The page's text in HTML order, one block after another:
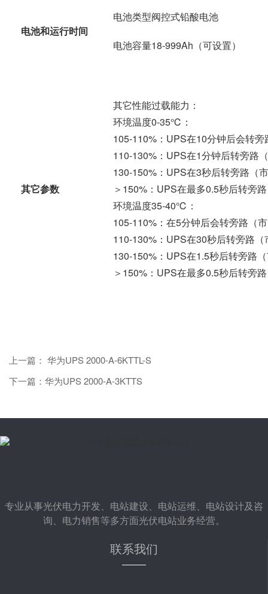
电池和运行时间
电池类型阀控式铅酸电池
电池容量18-999Ah（可设置）
其它参数
其它性能过载能力：
环境温度0-35℃：
105-110%：UPS在10分钟后会转
110-130%：UPS在1分钟后转旁路
130-150%：UPS在3秒后转旁路（
＞150%：UPS在最多0.5秒后转旁
环境温度35-40℃：
105-110%：在5分钟后会转旁路（
110-130%：UPS在30秒后转旁路
130-150%：UPS在1.5秒后转旁路
＞150%：UPS在最多0.5秒后转旁
上一篇： 华为UPS 2000-A-6KTTL-S
下一篇：华为UPS 2000-A-3KTTS
专业从事光伏电力开发、电站建设、电站运维、电站设计及咨
询、电力销售等多方面光伏电站业务经营。
联系我们